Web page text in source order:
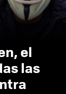
el
las